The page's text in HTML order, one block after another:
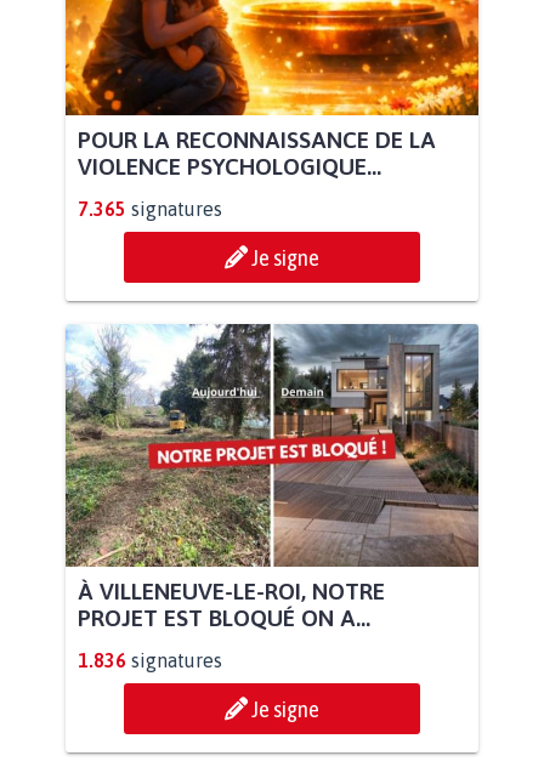
POUR LA RECONNAISSANCE DE LA
VIOLENCE PSYCHOLOGIQUE...
7.365 signatures
Je signe
À VILLENEUVE-LE-ROI, NOTRE
PROJET EST BLOQUÉ ON A...
1.836 signatures
Je signe